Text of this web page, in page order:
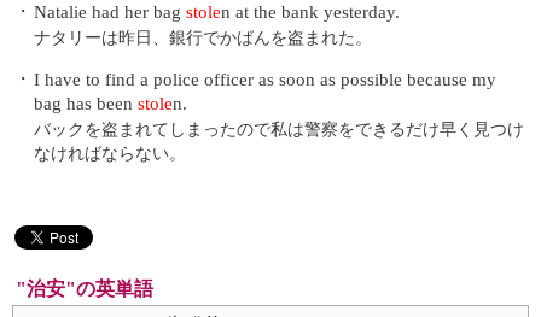
・ Natalie had her bag stolen at the bank yesterday.
ナタリーは昨日、銀行でかばんを盗まれた。
・ I have to find a police officer as soon as possible because my
bag has been stolen.
バックを盗まれてしまったので私は警察をできるだけ早く見つけ
なければならない。
"治安"の英単語